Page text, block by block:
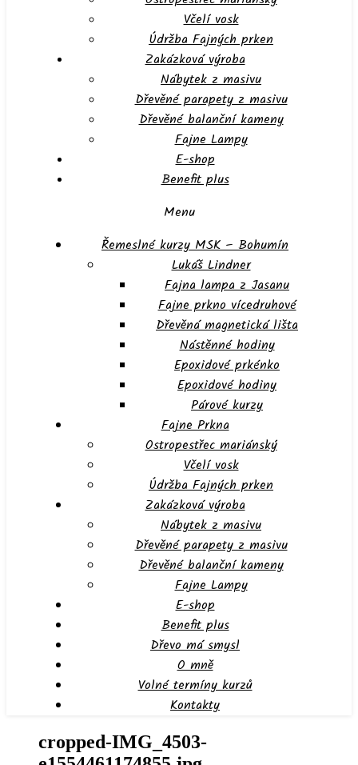
Včelí vosk
Údržba Fajných prken
Zakázková výroba
Nábytek z masivu
Dřevěné parapety z masivu
Dřevěné balanční kameny
Fajne Lampy
E-shop
Benefit plus
Menu
Řemeslné kurzy MSK – Bohumín
Lukáš Lindner
Fajna lampa z Jasanu
Fajne prkno vícedruhové
Dřevěná magnetická lišta
Nástěnné hodiny
Epoxidové prkénko
Epoxidové hodiny
Párové kurzy
Fajne Prkna
Ostropestřec mariánský
Včelí vosk
Údržba Fajných prken
Zakázková výroba
Nábytek z masivu
Dřevěné parapety z masivu
Dřevěné balanční kameny
Fajne Lampy
E-shop
Benefit plus
Dřevo má smysl
O mně
Volné termíny kurzů
Kontakty
cropped-IMG_4503-